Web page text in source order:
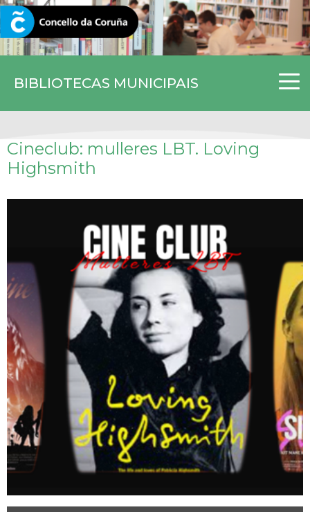
BIBLIOTECAS MUNICIPAIS
CORUNA.GAL
Cineclub: mulleres LBT. Loving
Highsmith